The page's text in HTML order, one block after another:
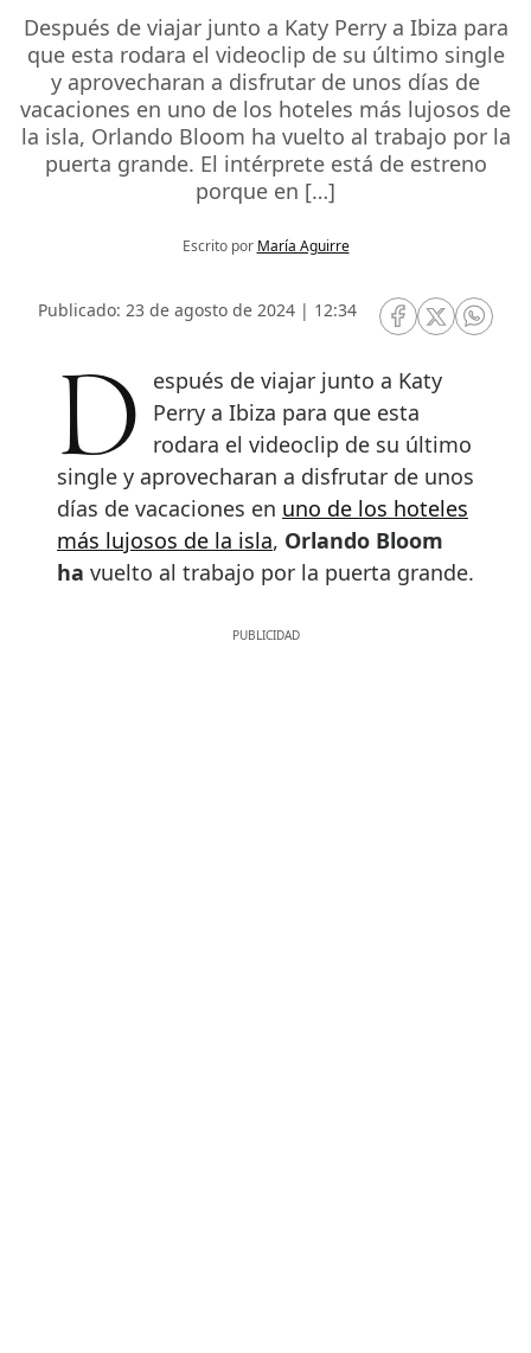
Después de viajar junto a Katy Perry a Ibiza para
que esta rodara el videoclip de su último single
y aprovecharan a disfrutar de unos días de
vacaciones en uno de los hoteles más lujosos de
la isla, Orlando Bloom ha vuelto al trabajo por la
puerta grande. El intérprete está de estreno
porque en […]
Escrito por María Aguirre
Publicado: 23 de agosto de 2024 | 12:34
RRSS Facebook
RRSSRRSS
Después de viajar junto a Katy
Perry a Ibiza para que esta
rodara el videoclip de su último
single y aprovecharan a disfrutar de unos
días de vacaciones en uno de los hoteles
más lujosos de la isla, Orlando Bloom
ha vuelto al trabajo por la puerta grande.